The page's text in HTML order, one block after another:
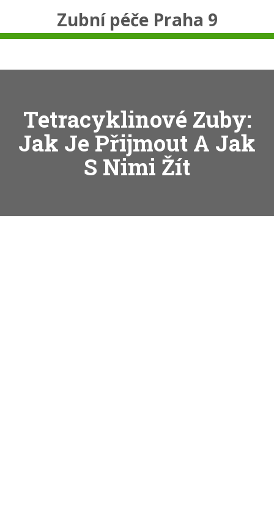
Zubní péče Praha 9
Tetracyklinové Zuby:
Jak Je Přijmout A Jak
S Nimi Žít